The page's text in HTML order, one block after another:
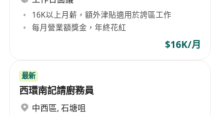
16K以上月薪，額外津貼適用於誇區工作
每月營業額獎金，年終花紅
$16K/月
最新
西環南記請廚務員
中西區, 石塘咀